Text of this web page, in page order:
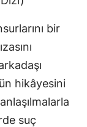
bir
hikâyesini
suç